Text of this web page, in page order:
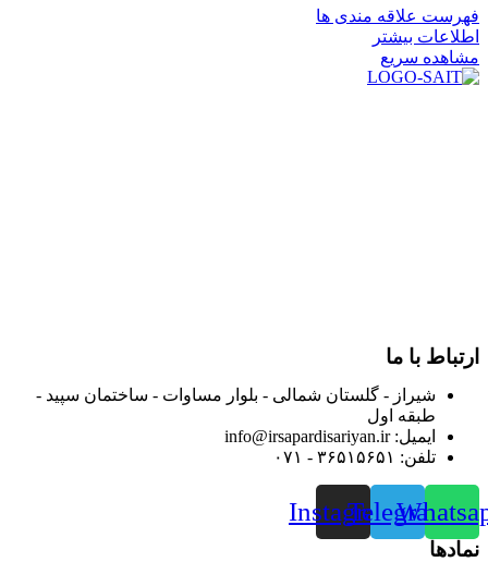
فهرست علاقه مندی ها
اطلاعات بیشتر
مشاهده سریع
ارتباط با ما
شیراز - گلستان شمالی - بلوار مساوات - ساختمان سپید -
طبقه اول
ایمیل: info@irsapardisariyan.ir
تلفن: ۳۶۵۱۵۶۵۱ - ۰۷۱
Telegram
Instagram
نمادها